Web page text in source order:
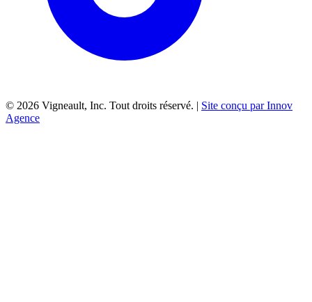
© 2026 Vigneault, Inc. Tout droits réservé. | Site conçu par Innov
Agence